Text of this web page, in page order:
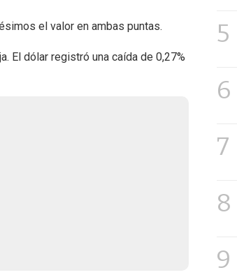
el valor en ambas puntas.
El dólar registró una caída de 0,27%
5
6
7
8
9